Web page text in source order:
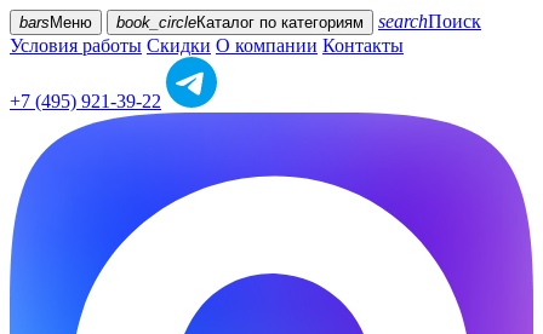
bars Меню book_circleКаталог по категориям searchПоиск
Условия работы Скидки О компании Контакты
+7 (495) 921-39-22